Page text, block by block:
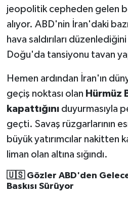
jeopolitik cepheden gelen
alıyor. ABD'nin İran'daki
hava saldırıları
Doğu'da tansiyonu tavan
Hemen ardından İran'ın
geçiş noktası olan Hürmüz
kapattığınıduyurmasıyla
geçti. Savaş rüzgarlarının
büyük yatırımcılar nakitten
liman olan altına sığındı.
🇺🇸 Gözler ABD'den
Baskısı Sürüyor